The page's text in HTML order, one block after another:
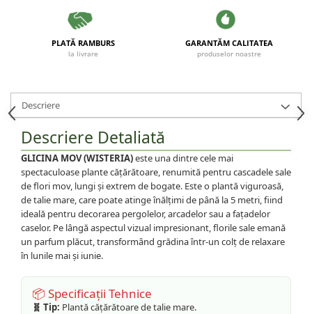
PLATĂ RAMBURS
la livrare
GARANTĂM CALITATEA
produselor noastre
Descriere
Descriere Detaliată
GLICINA MOV (WISTERIA)este una dintre cele mai
spectaculoase plante cățărătoare, renumită pentru cascadele sale
de flori mov, lungi și extrem de bogate. Este o plantă viguroasă,
de talie mare, care poate atinge înălțimi de până la 5 metri, fiind
ideală pentru decorarea pergolelor, arcadelor sau a fațadelor
caselor. Pe lângă aspectul vizual impresionant, florile sale emană
un parfum plăcut, transformând grădina într-un colț de relaxare
în lunile mai și iunie.
📦 Specificații Tehnice
🧬 Tip: Plantă cățărătoare de talie mare.